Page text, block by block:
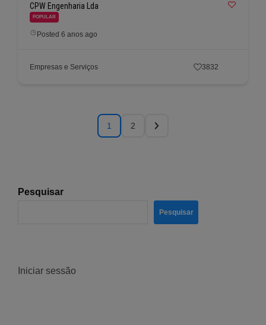
CPW Engenharia Lda
POPULAR
Posted 6 anos ago
Empresas e Serviços 3832
1 2
Pesquisar
Pesquisar
Iniciar sessão